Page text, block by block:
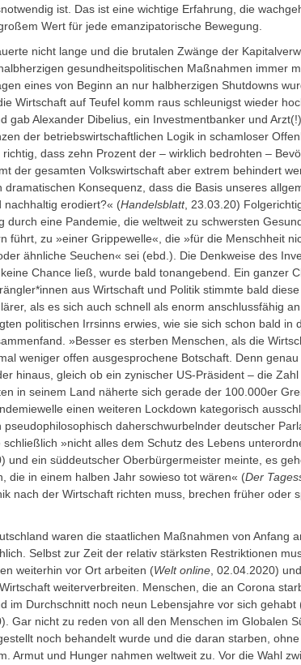
ist. Das ist eine wichtige Erfahrung, die
Wert für jede emanzipatorische Bewegung.
nicht lange und die brutalen Zwänge der
gesundheitspolitischen Maßnahmen immer
eines von Beginn an nur halbherzigen Shutdowns
Wirtschaft auf Teufel komm raus schleunigst wieder
gab Alexander Dibelius, ein Investmentbanker und
der betriebswirtschaftlichen Logik in schamloser
dass zehn Prozent der – wirklich bedrohten –
der gesamten Volkswirtschaft aber extrem behindert
dramatischen Konsequenz, dass die Basis unseres
nachhaltig erodiert?« (Handelsblatt, 23.03.20)
durch eine Pandemie, die weltweit zu schwersten
führt, zu »einer Grippewelle«, die »für die Menschheit
ähnliche Seuchen« sei (ebd.). Die Denkweise des
Chance ließ, wurde bald tonangebend. Ein ganzer
aus Wirtschaft und Politik stimmte bald
als es sich auch schnell als enorm anschlussfähig
politischen Irrsinns erwies, wie sie sich schon bald in
»Besser es sterben Menschen, als die
weniger offen ausgesprochene Botschaft. Denn
hinaus, gleich ob ein zynischer US-Präsident – die
in seinem Land näherte sich gerade der 100.000er
einen weiteren Lockdown kategorisch
pseudophilosophisch daherschwurbelnder deutscher
schließlich »nicht alles dem Schutz des Lebens
und ein süddeutscher Oberbürgermeister meinte, es
die in einem halben Jahr sowieso tot wären« (Der
nach der Wirtschaft richten muss, brechen früher oder
waren die staatlichen Maßnahmen von Anfang
Selbst zur Zeit der relativ stärksten Restriktionen
weiterhin vor Ort arbeiten (Welt online , 02.04.2020)
weiterverbreiten. Menschen, die an Corona
im Durchschnitt noch neun Lebensjahre vor sich gehabt
Gar nicht zu reden von all den Menschen im Globalen
noch behandelt wurde und die daran starben,
Armut und Hunger nahmen weltweit zu. Vor die Wahl